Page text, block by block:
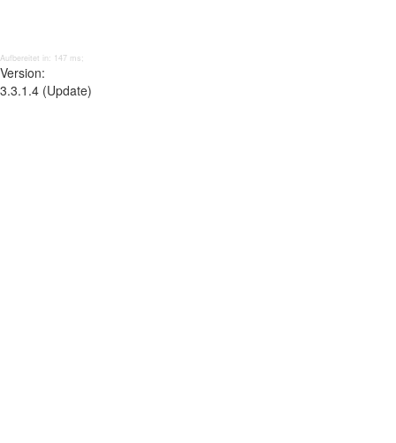
Aufbereitet in: 147 ms;
Version:
3.3.1.4 (Update)